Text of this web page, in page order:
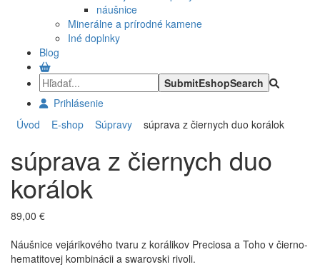
náušnice
Minerálne a prírodné kamene
Iné doplnky
Blog
Prihlásenie
Úvod
E-shop Súpravy súprava z čiernych duo korálok
súprava z čiernych duo
korálok
89,00 €
Náušnice vejárikového tvaru z korálikov Preciosa a Toho v čierno-
hematitovej kombinácii a swarovski rivoli.